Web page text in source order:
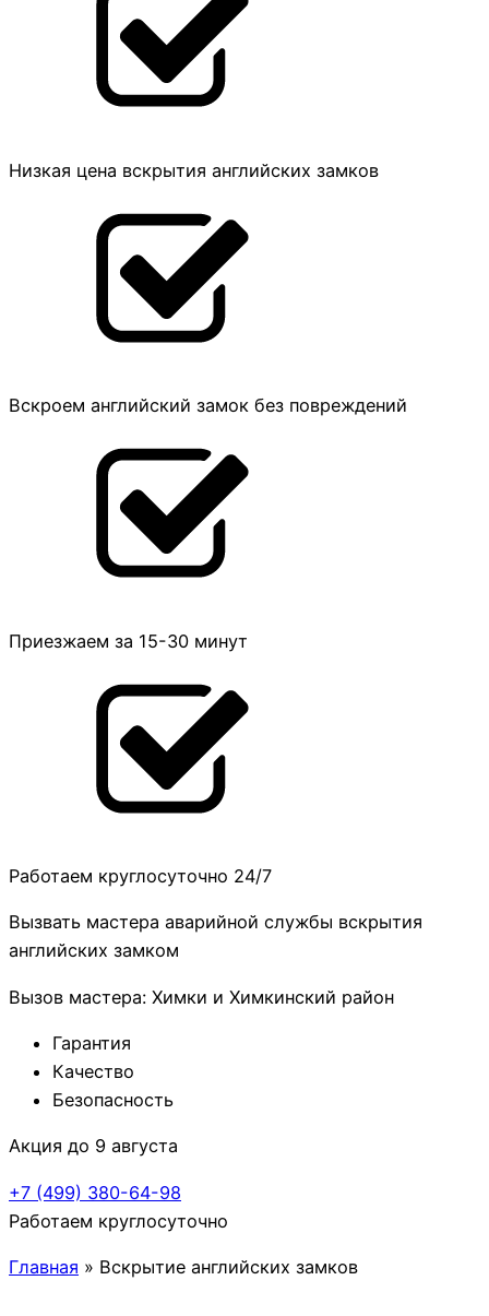
Низкая цена вскрытия английских замков
Вскроем английский замок без повреждений
Приезжаем за 15-30 минут
Работаем круглосуточно 24/7
Вызвать мастера аварийной службы вскрытия
английских замком
Вызов мастера: Химки и Химкинский район
Гарантия
Качество
Безопасность
Акция до 9 августа
+7 (499) 380-64-98
Работаем круглосуточно
Главная » Вскрытие английских замков